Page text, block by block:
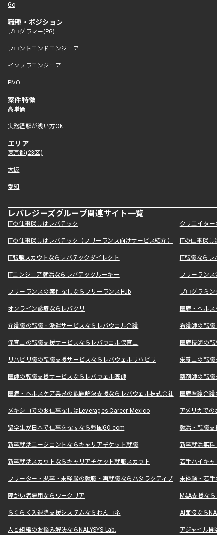
Go
職種・ポジション
プログラマー(PG)
フロントエンドエンジニア
インフラエンジニア
PMO
案件特徴
高単価
実務経験が浅い方OK
エリア
東京都(23区)
大阪
愛知
レバレジーズグループ関連サイト一覧
ITの仕事探しはレバテック クリエイタ
ITの仕事探しはレバテック（フリーランス向けサービス紹介） ITの仕事探
IT転職スカウトならレバテックダイレクト IT転職なら
ITエンジニア就活ならレバテックルーキー フリーラン
フリーランスの案件探しならフリーランスHub プログラミ
オンライン診療ならレバクリ 医療・ヘル
介護職の転職・派遣サービスならレバウェル介護 看護師の転
保育士の転職支援サービスならレバウェル保育士 医療技師の
リハビリ職の転職支援サービスならレバウェルリハビリ 栄養士の転
医師の転職支援サービスならレバウェル医師 薬剤師の転
医療・ヘルスケア業界の課題解決支援ならレバウェル株式会社 医療看護介
メキシコでのお仕事探しはLeverages Career Mexico アメリカで
留学生が日本で仕事を探すなら帰国GO.com 就活・転職
新卒就活エージェントならキャリアチケット就職 新卒就活無料
新卒就活スカウトならキャリアチケット就職スカウト 若手ハイキ
フリーター・既卒・未経験の就職・再就職ならハタラクティブ 未経験・若手
障がい者雇用ならワークリア M&A支援な
らくらく入退院支援システムならわんコネ AI面接なら
人と組織のお悩み解決ならNALYSYS Lab. アジャイル